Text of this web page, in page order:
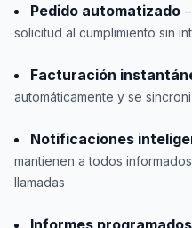
Pedido automatizado
solicitud al cumplimiento sin
Facturación
automáticamente y se
Notificaciones
mantienen a todos
llamadas
Informes programados